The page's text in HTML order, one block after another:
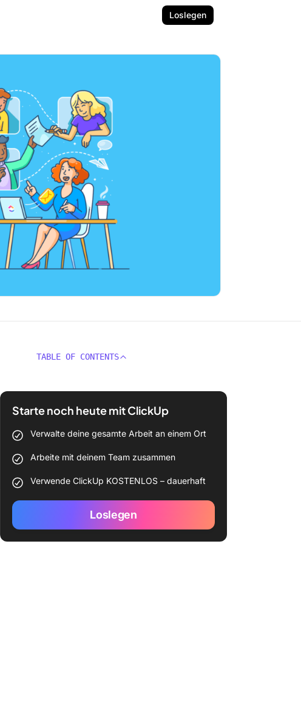
Loslegen
TABLE OF CONTENTS
Starte noch heute mit ClickUp
Verwalte deine gesamte Arbeit an einem Ort
Arbeite mit deinem Team zusammen
Verwende ClickUp KOSTENLOS – dauerhaft
Loslegen